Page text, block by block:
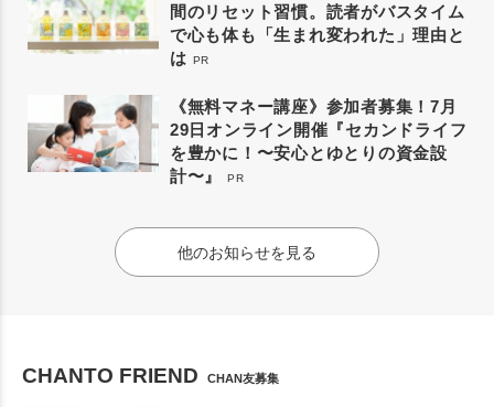
間のリセット習慣。読者がバスタイム
で心も体も「生まれ変われた」理由と
は PR
《無料マネー講座》参加者募集！7月
29日オンライン開催『セカンドライフ
を豊かに！〜安心とゆとりの資金設
計〜』
PR
他のお知らせを見る
CHANTO FRIEND CHAN友募集